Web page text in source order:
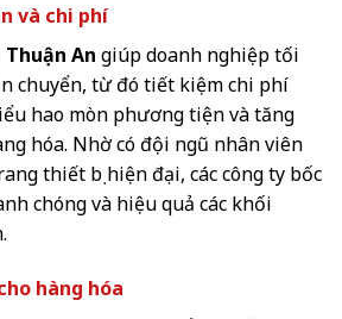
và chi phí
Thuận An giúp doanh nghiệp tối
chuyển, từ đó tiết kiệm chi phí
hao mòn phương tiện và tăng
hóa. Nhờ có đội ngũ nhân viên
thiết bị hiện đại, các công ty bốc
chóng và hiệu quả các khối
hàng hóa